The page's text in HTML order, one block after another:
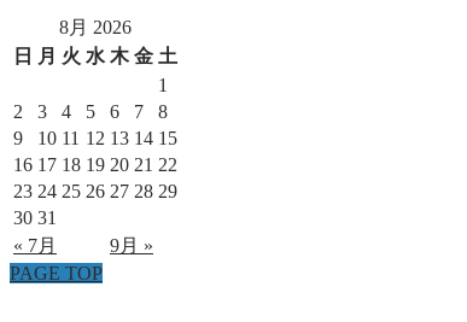
8月 2026
日
月 火 水 木 金 土
1
2
3 4 5 6 7
8
9
10 11 12 13 14 15
16 17 18 19 20 21 22
23 24 25 26 27 28 29
30 31
« 7月
9月 »
PAGE TOP